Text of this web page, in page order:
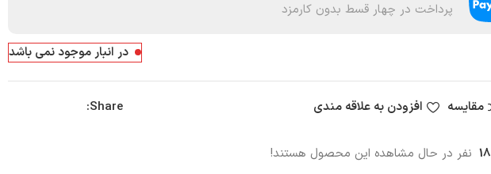
پرداخت در چهار قسط بدون کارمزد
در انبار موجود نمی باشد
مقایسه افزودن به علاقه مندی Share:
18 نفر در حال مشاهده این محصول هستند!